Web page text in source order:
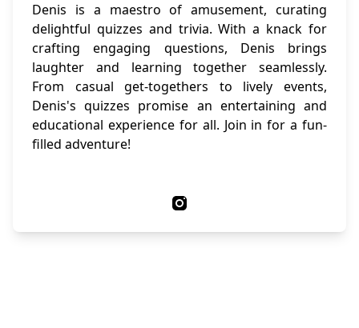
Denis is a maestro of amusement, curating
delightful quizzes and trivia. With a knack for
crafting engaging questions, Denis brings
laughter and learning together seamlessly.
From casual get-togethers to lively events,
Denis's quizzes promise an entertaining and
educational experience for all. Join in for a fun-
filled adventure!